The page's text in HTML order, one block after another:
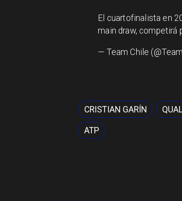
El cuartofinalista en
main draw, competirá
— Team Chile
CRISTIAN GARÍN
ATP